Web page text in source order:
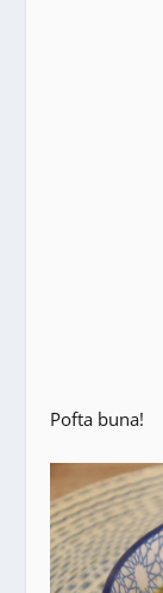
Pofta buna!